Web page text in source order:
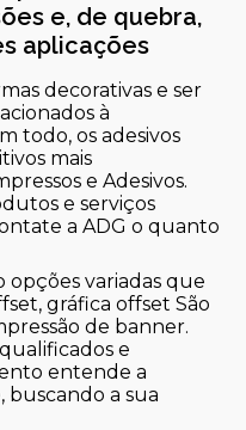
e, de quebra,
aplicações
decorativas e ser
à
todo, os adesivos
mais
e Adesivos.
e serviços
a ADG o quanto
opções variadas que
gráfica offset São
de banner.
e
entende a
buscando a sua